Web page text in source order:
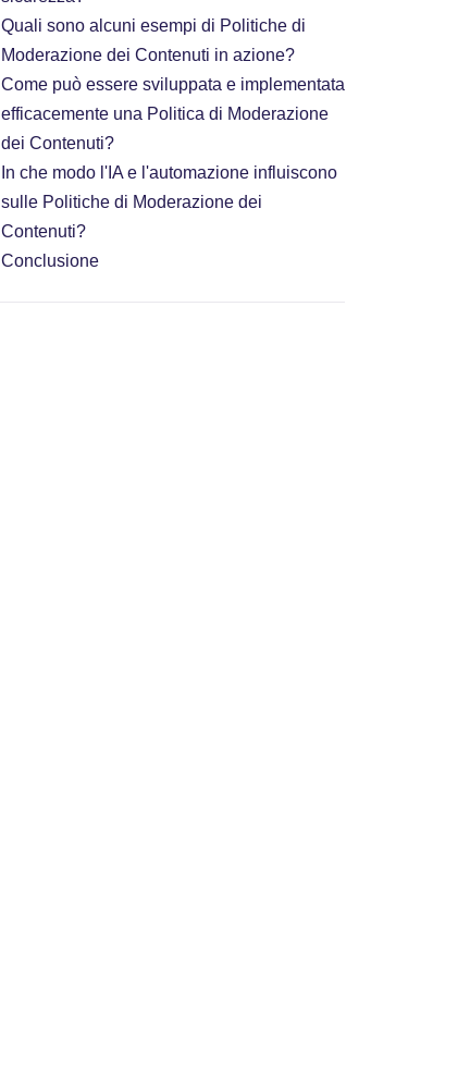
Quali sono alcuni esempi di Politiche di
Moderazione dei Contenuti in azione?
Come può essere sviluppata e implementata
efficacemente una Politica di Moderazione
dei Contenuti?
In che modo l'IA e l'automazione influiscono
sulle Politiche di Moderazione dei
Contenuti?
Conclusione